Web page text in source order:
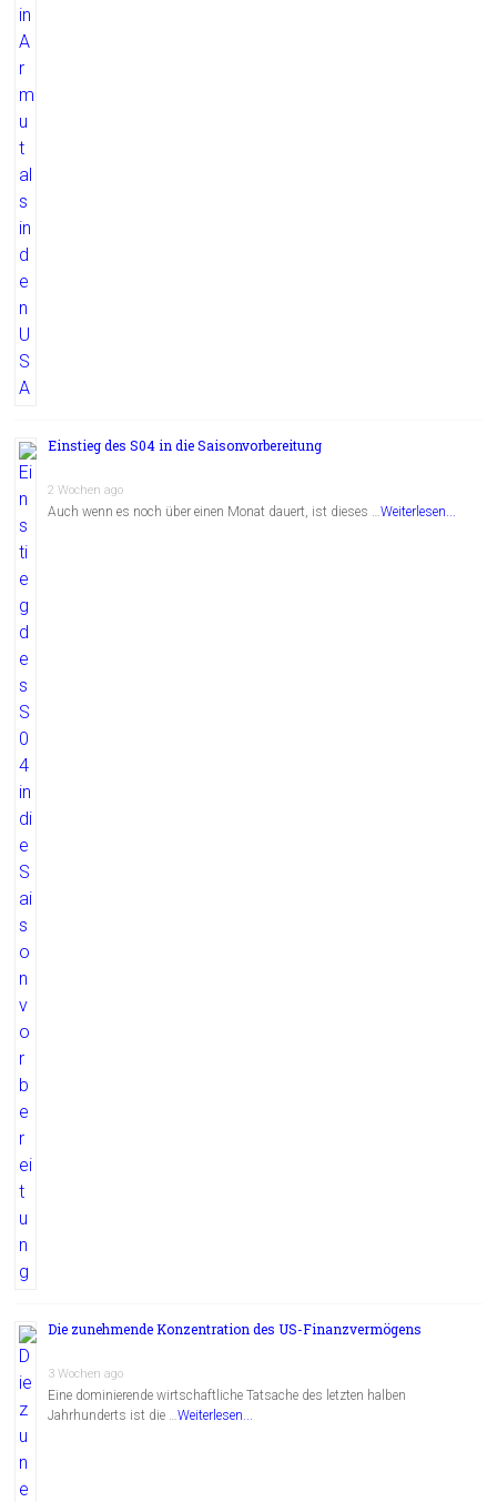
Einstieg des S04 in die Saisonvorbereitung
2 Wochen ago
Auch wenn es noch über einen Monat dauert, ist dieses …Weiterlesen...
Die zunehmende Konzentration des US-Finanzvermögens
3 Wochen ago
Eine dominierende wirtschaftliche Tatsache des letzten halben
Jahrhunderts ist die …Weiterlesen...